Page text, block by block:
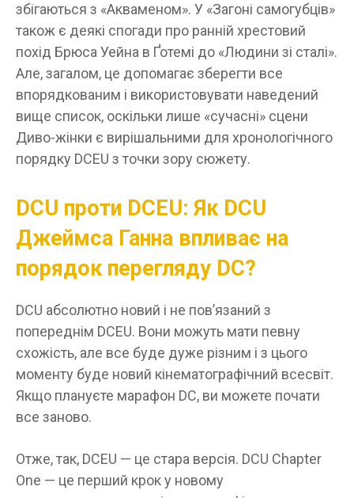
збігаються з «Акваменом». У «Загоні самогубців»
також є деякі спогади про ранній хрестовий
похід Брюса Уейна в Ґотемі до «Людини зі сталі».
Але, загалом, це допомагає зберегти все
впорядкованим і використовувати наведений
вище список, оскільки лише «сучасні» сцени
Диво-жінки є вирішальними для хронологічного
порядку DCEU з точки зору сюжету.
DCU проти DCEU: Як DCU
Джеймса Ганна впливає на
порядок перегляду DC?
DCU абсолютно новий і не пов’язаний з
попереднім DCEU. Вони можуть мати певну
схожість, але все буде дуже різним і з цього
моменту буде новий кінематографічний всесвіт.
Якщо плануєте марафон DC, ви можете почати
все заново.
Отже, так, DCEU — це стара версія. DCU Chapter
One — це перший крок у новому